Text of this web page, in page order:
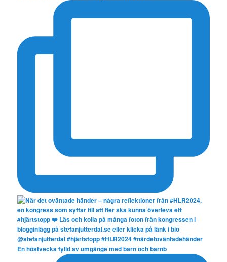
En höstvecka fylld av umgänge med barn och barnb